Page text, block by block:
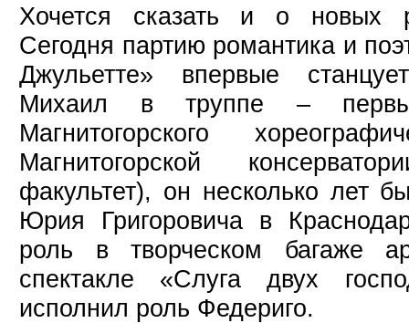
Хочется сказать и о новых
Сегодня партию романтика и
Джульетте» впервые
Михаил в труппе –
Магнитогорского
Магнитогорской
факультет), он несколько лет
Юрия Григоровича в
роль в творческом багаже
спектакле «Слуга двух
исполнил роль Федериго.